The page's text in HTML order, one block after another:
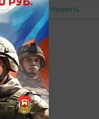
Отправить